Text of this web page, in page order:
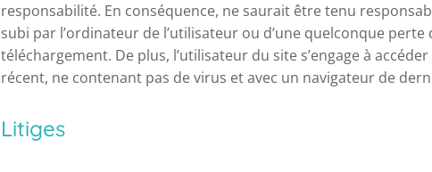
responsabilité. En conséquence, ne saurait être tenu
subi par l’ordinateur de l’utilisateur ou d’une quelconque
téléchargement. De plus, l’utilisateur du site s’engage à
récent, ne contenant pas de virus et avec un navigateur de
Litiges